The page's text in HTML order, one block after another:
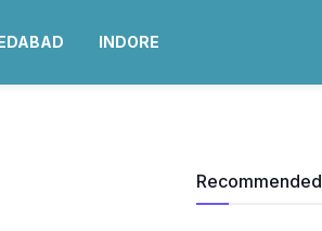
INDORE
Recommended